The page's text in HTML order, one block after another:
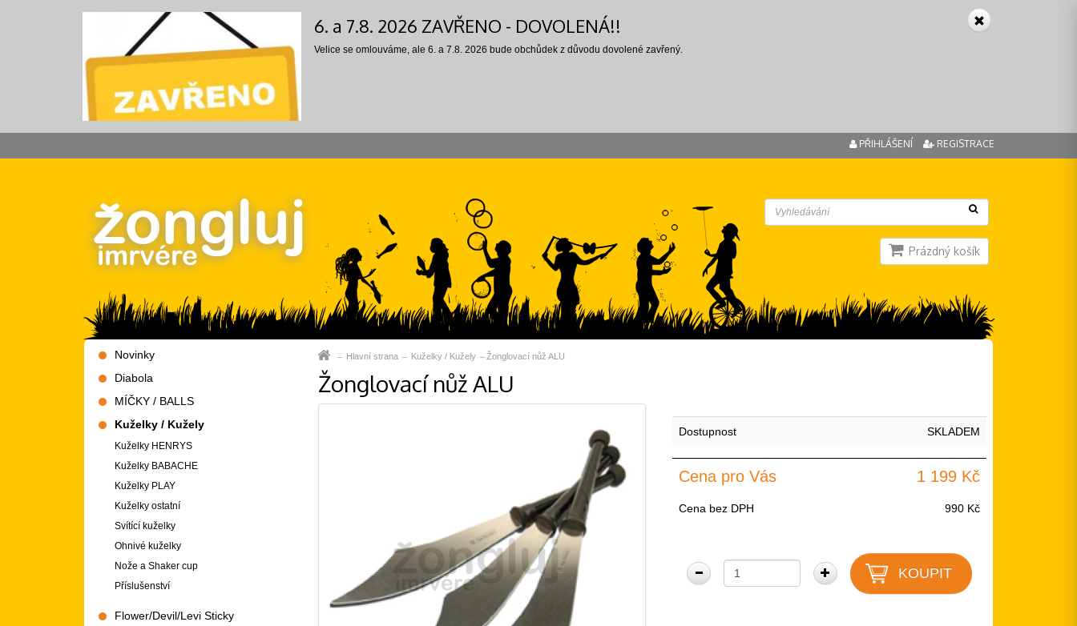
6. a 7.8. 2026 ZAVŘENO - DOVOLENÁ!!
Velice se omlouváme, ale 6. a 7.8. 2026 bude obchůdek z důvodu dovolené zavřený.
PŘIHLÁŠENÍ REGISTRACE
Prázdný košík
Hlavní strana Kuželky / Kužely Žonglovací nůž ALU
Žonglovací nůž ALU
Dostupnost SKLADEM
Cena pro Vás 1 199 Kč
Cena bez DPH 990 Kč
Novinky
Diabola
MÍČKY / BALLS
Kuželky / Kužely
Kuželky HENRYS
Kuželky BABACHE
Kuželky PLAY
Kuželky ostatní
Svítící kuželky
Ohnivé kuželky
Nože a Shaker cup
Příslušenství
Flower/Devil/Levi Sticky